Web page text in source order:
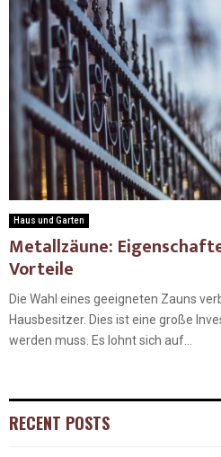
Haus und Garten
Metallzäune:
Vorteile
Die Wahl eines geeigneten Zauns
Hausbesitzer. Dies ist eine große
werden muss. Es lohnt sich auf...
RECENT POSTS